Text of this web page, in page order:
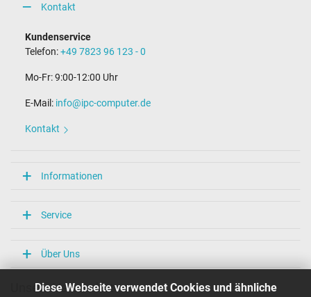
Diese Webseite verwendet Cookies und ähnliche
Kontakt
Kundenservice
Telefon:+49 7823 96 123 - 0
Mo-Fr: 9:00-12:00 Uhr
E-Mail: info@ipc-computer.de
Kontakt
Informationen
Service
Über Uns
Unsere Versandarten